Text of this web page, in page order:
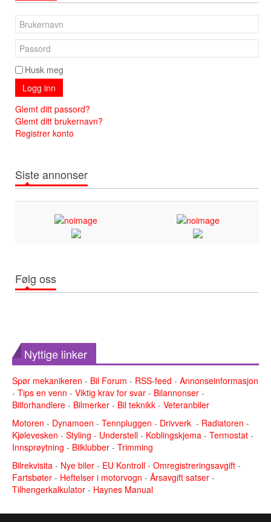
Husk meg
Logg inn
Glemt ditt passord?
Glemt ditt brukernavn?
Registrer konto
Siste annonser
Følg oss
Nyttige linker
Spør mekanikeren - Bil Forum - RSS-feed - Annonseinformasjon
- Tips en venn - Viktig krav for svar - Bilannonser -
Bilforhandlere - Bilmerker - Bil teknikk - Veteranbiler
Motoren - Dynamoen - Tennpluggen - Drivverk - Radiatoren -
Kjølevesken - Styling - Understell - Koblingskjema - Termostat -
Innsprøytning - Bilklubber - Trimming
Bilrekvisita - Nye biler - EU Kontroll - Omregistreringsavgift -
Fartsbøter - Heftelser i motorvogn - Årsavgift satser -
Tilhengerkalkulator - Haynes Manual